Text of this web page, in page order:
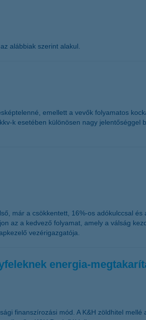
alábbiak szerint alakul.
emellett a vevők folyamatos
k esetében különösen nagy jelentőséggel
már a csökkentett, 16%-os adókulccsal
az a kedvező folyamat, amely a válság
vezérigazgatója.
energia-
finanszírozási mód. A K&H zöldhitel